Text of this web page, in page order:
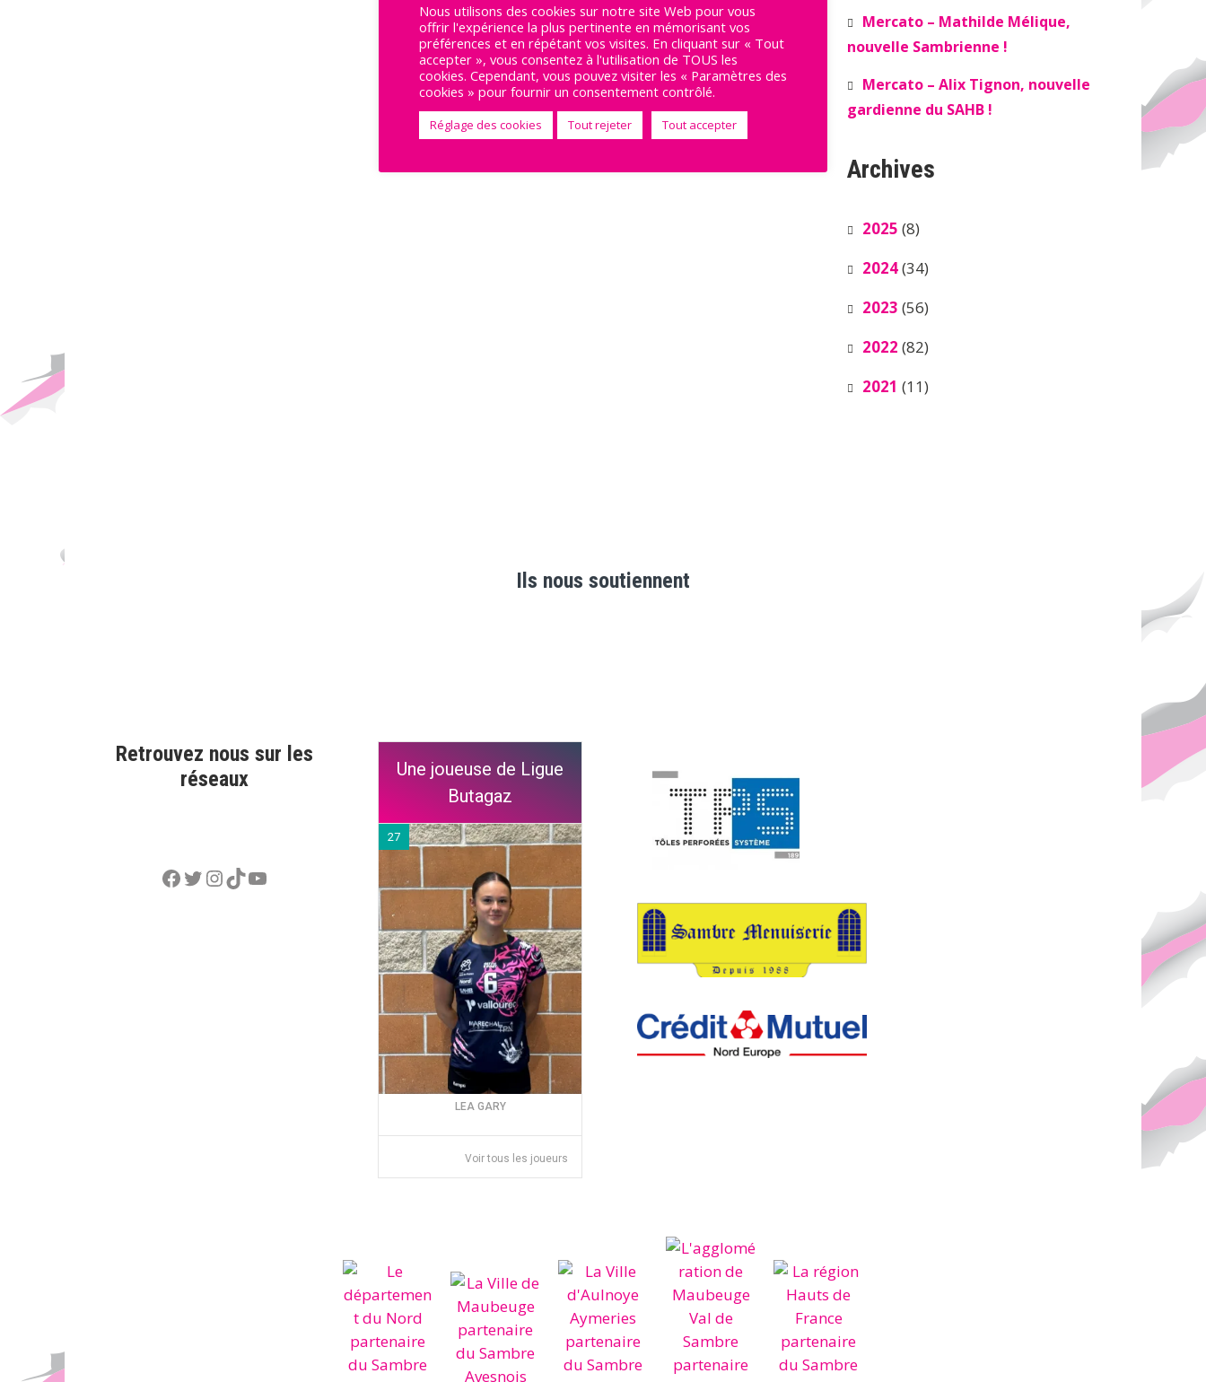
Mercato – Mathilde Mélique,
nouvelle Sambrienne !
Mercato – Alix Tignon, nouvelle
gardienne du SAHB !
Archives
2025 (8)
2024(34)
2023 (56)
2022 (82)
2021 (11)
Ils nous soutiennent
Retrouvez nous sur les
réseaux
Facebook
Twitter
Instagram
TikTok
YouTube
Une joueuse de Ligue
Butagaz
27
LEA GARY
Voir tous les joueurs
Nous utilisons des cookies sur notre site Web pour vous
offrir l'expérience la plus pertinente en mémorisant vos
préférences et en répétant vos visites. En cliquant sur « Tout
accepter », vous consentez à l'utilisation de TOUS les
cookies. Cependant, vous pouvez visiter les « Paramètres des
cookies » pour fournir un consentement contrôlé.
Réglage des cookies Tout rejeter Tout accepter